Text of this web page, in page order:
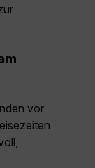
vor